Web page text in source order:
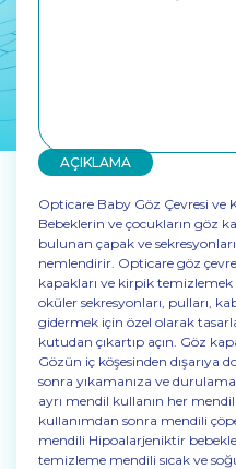
AÇIKLAMA
Opticare Baby Göz Çevresi ve
Bebeklerin ve çocukların göz
bulunan çapak ve
nemlendirir. Opticare göz
kapakları ve kirpik
oküler sekresyonları, pulları,
gidermek için özel olarak
kutudan çıkartıp açın. Göz
Gözün iç köşesinden dışarıya
sonra yıkamanıza ve
ayrı mendil kullanın her
kullanımdan sonra mendili
mendili Hipoalarjeniktir
temizleme mendili sıcak ve